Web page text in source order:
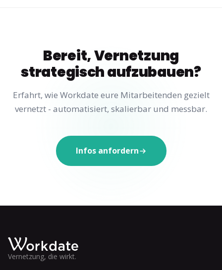
Bereit, Vernetzung
strategisch aufzubauen?
Erfahrt, wie Workdate eure Mitarbeitenden gezielt
vernetzt - automatisiert, skalierbar und messbar.
Infos anfordern
Vernetzung, die wirkt.